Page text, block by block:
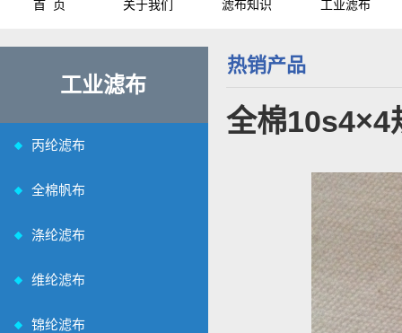
首 页 关于我们 滤布知识 工业滤布
工业滤布
丙纶滤布
全棉帆布
涤纶滤布
维纶滤布
锦纶滤布
热销产品
全棉10s4×4